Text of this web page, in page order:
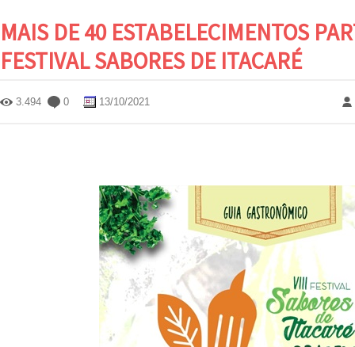
MAIS DE 40 ESTABELECIMENTOS
FESTIVAL SABORES DE ITACARÉ
3.494 0 13/10/2021